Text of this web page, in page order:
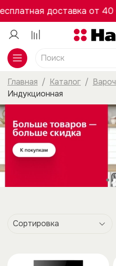
доставка от
Главная Каталог
Индукционная